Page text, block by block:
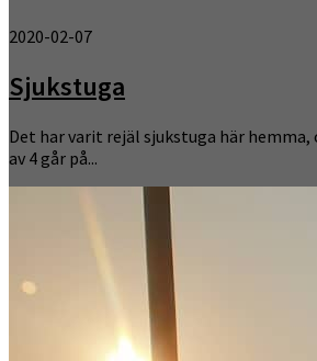
2020-02-07
Sjukstuga
Det har varit rejäl sjukstuga här hemma,
av 4 går på...